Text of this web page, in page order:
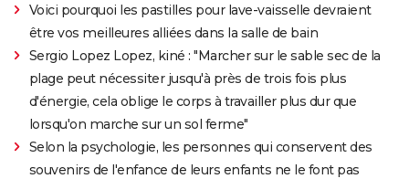
Voici pourquoi les pastilles pour lave-vaisselle devraient
être vos meilleures alliées dans la salle de bain
Sergio Lopez Lopez, kiné : "Marcher sur le sable sec de la
plage peut nécessiter jusqu'à près de trois fois plus
d'énergie, cela oblige le corps à travailler plus dur que
lorsqu'on marche sur un sol ferme"
Selon la psychologie, les personnes qui conservent des
souvenirs de l'enfance de leurs enfants ne le font pas